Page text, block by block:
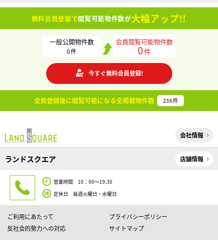
無料会員登録で閲覧可能物件数が大幅アップ!!
一般公開物件数
0件
会員閲覧可能物件数
0件
今すぐ無料会員登録!
会員登録後に閲覧可能になる全掲載物件数 236件
会社情報
ランドスクエア 店舗情報
営業時間 10：00～19:30
定休日 毎週火曜日・水曜日
ご利用にあたって
プライバシーポリシー
反社会的勢力への対応
サイトマップ